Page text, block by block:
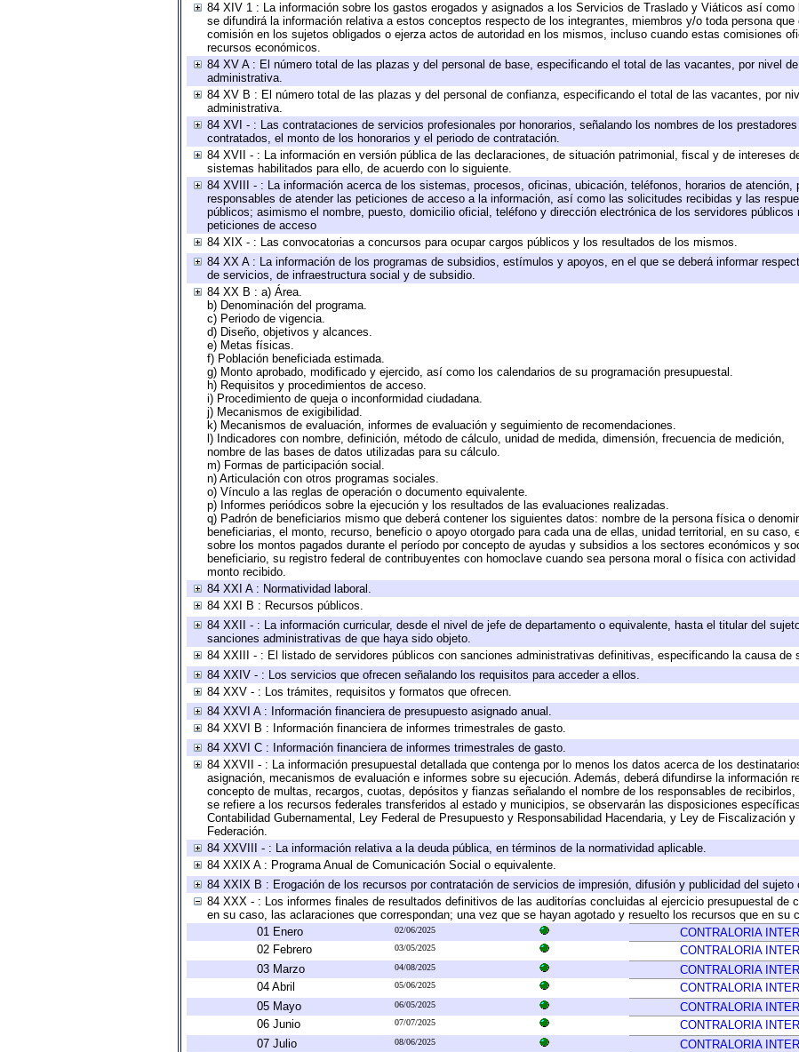
84 XIV 1 : La información sobre los gastos erogados y asignados a los Servicios de Traslado y Viáticos así como
se difundirá la información relativa a estos conceptos respecto de los integrantes, miembros y/o toda persona
comisión en los sujetos obligados o ejerza actos de autoridad en los mismos, incluso cuando estas comisiones
recursos económicos.
84 XV A : El número total de las plazas y del personal de base, especificando el total de las vacantes, por nivel
administrativa.
84 XV B : El número total de las plazas y del personal de confianza, especificando el total de las vacantes, por
administrativa.
84 XVI - : Las contrataciones de servicios profesionales por honorarios, señalando los nombres de los
contratados, el monto de los honorarios y el periodo de contratación.
84 XVII - : La información en versión pública de las declaraciones, de situación patrimonial, fiscal y de intereses
sistemas habilitados para ello, de acuerdo con lo siguiente.
84 XVIII - : La información acerca de los sistemas, procesos, oficinas, ubicación, teléfonos, horarios de atención,
responsables de atender las peticiones de acceso a la información, así como las solicitudes recibidas y las
públicos; asimismo el nombre, puesto, domicilio oficial, teléfono y dirección electrónica de los servidores públicos
peticiones de acceso
84 XIX - : Las convocatorias a concursos para ocupar cargos públicos y los resultados de los mismos.
84 XX A : La información de los programas de subsidios, estímulos y apoyos, en el que se deberá informar
de servicios, de infraestructura social y de subsidio.
84 XX B : a) Área.
b) Denominación del programa.
c) Periodo de vigencia.
d) Diseño, objetivos y alcances.
e) Metas físicas.
f) Población beneficiada estimada.
g) Monto aprobado, modificado y ejercido, así como los calendarios de su programación presupuestal.
h) Requisitos y procedimientos de acceso.
i) Procedimiento de queja o inconformidad ciudadana.
j) Mecanismos de exigibilidad.
k) Mecanismos de evaluación, informes de evaluación y seguimiento de recomendaciones.
l) Indicadores con nombre, definición, método de cálculo, unidad de medida, dimensión, frecuencia de medición,
nombre de las bases de datos utilizadas para su cálculo.
m) Formas de participación social.
n) Articulación con otros programas sociales.
o) Vínculo a las reglas de operación o documento equivalente.
p) Informes periódicos sobre la ejecución y los resultados de las evaluaciones realizadas.
q) Padrón de beneficiarios mismo que deberá contener los siguientes datos: nombre de la persona física o
beneficiarias, el monto, recurso, beneficio o apoyo otorgado para cada una de ellas, unidad territorial, en su
sobre los montos pagados durante el período por concepto de ayudas y subsidios a los sectores económicos y
beneficiario, su registro federal de contribuyentes con homoclave cuando sea persona moral o física con
monto recibido.
84 XXI A : Normatividad laboral.
84 XXI B : Recursos públicos.
84 XXII - : La información curricular, desde el nivel de jefe de departamento o equivalente, hasta el titular del
sanciones administrativas de que haya sido objeto.
84 XXIII - : El listado de servidores públicos con sanciones administrativas definitivas, especificando la causa de
84 XXIV - : Los servicios que ofrecen señalando los requisitos para acceder a ellos.
84 XXV - : Los trámites, requisitos y formatos que ofrecen.
84 XXVI A : Información financiera de presupuesto asignado anual.
84 XXVI B : Información financiera de informes trimestrales de gasto.
84 XXVI C : Información financiera de informes trimestrales de gasto.
84 XXVII - : La información presupuestal detallada que contenga por lo menos los datos acerca de los
asignación, mecanismos de evaluación e informes sobre su ejecución. Además, deberá difundirse la información
concepto de multas, recargos, cuotas, depósitos y fianzas señalando el nombre de los responsables de
se refiere a los recursos federales transferidos al estado y municipios, se observarán las disposiciones
Contabilidad Gubernamental, Ley Federal de Presupuesto y Responsabilidad Hacendaria, y Ley de Fiscalización
Federación.
84 XXVIII - : La información relativa a la deuda pública, en términos de la normatividad aplicable.
84 XXIX A : Programa Anual de Comunicación Social o equivalente.
84 XXIX B : Erogación de los recursos por contratación de servicios de impresión, difusión y publicidad del sujeto
84 XXX - : Los informes finales de resultados definitivos de las auditorías concluidas al ejercicio presupuestal de
en su caso, las aclaraciones que correspondan; una vez que se hayan agotado y resuelto los recursos que en su
01 Enero
02/06/2025 CONTRALORIA
02 Febrero 03/05/2025 CONTRALORIA
03 Marzo 04/08/2025 CONTRALORIA
04 Abril 05/06/2025 CONTRALORIA
05 Mayo 06/05/2025 CONTRALORIA
06 Junio 07/07/2025 CONTRALORIA
07 Julio 08/06/2025 CONTRALORIA